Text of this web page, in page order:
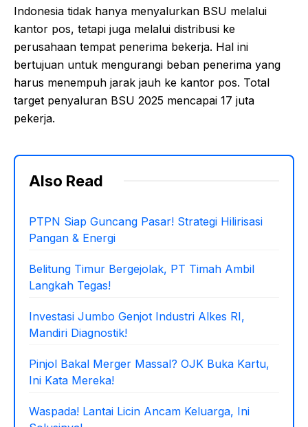
Indonesia tidak hanya menyalurkan BSU melalui
kantor pos, tetapi juga melalui distribusi ke
perusahaan tempat penerima bekerja. Hal ini
bertujuan untuk mengurangi beban penerima yang
harus menempuh jarak jauh ke kantor pos. Total
target penyaluran BSU 2025 mencapai 17 juta
pekerja.
Also Read
PTPN Siap Guncang Pasar! Strategi Hilirisasi
Pangan & Energi
Belitung Timur Bergejolak, PT Timah Ambil
Langkah Tegas!
Investasi Jumbo Genjot Industri Alkes RI,
Mandiri Diagnostik!
Pinjol Bakal Merger Massal? OJK Buka Kartu,
Ini Kata Mereka!
Waspada! Lantai Licin Ancam Keluarga, Ini